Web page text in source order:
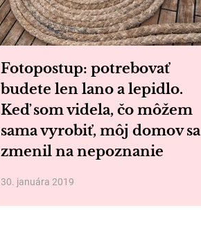
Fotopostup: potrebovať
budete len lano a lepidlo.
Keď som videla, čo môžem
sama vyrobiť, môj domov sa
zmenil na nepoznanie
30. januára 2019